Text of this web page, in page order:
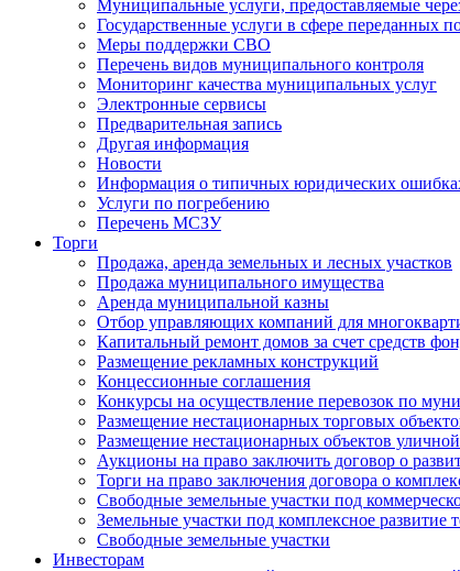
Муниципальные услуги, предоставляемые
Государственные услуги в сфере переданных
Меры поддержки СВО
Перечень видов муниципального контроля
Мониторинг качества муниципальных услуг
Электронные сервисы
Предварительная запись
Другая информация
Новости
Информация о типичных юридических
Услуги по погребению
Перечень МСЗУ
Торги
Продажа, аренда земельных и лесных участков
Продажа муниципального имущества
Аренда муниципальной казны
Отбор управляющих компаний для
Капитальный ремонт домов за счет средств
Размещение рекламных конструкций
Концессионные соглашения
Конкурсы на осуществление перевозок по
Размещение нестационарных торговых
Размещение нестационарных объектов
Аукционы на право заключить договор о
Торги на право заключения договора о
Свободные земельные участки под
Земельные участки под комплексное развитие
Свободные земельные участки
Инвесторам